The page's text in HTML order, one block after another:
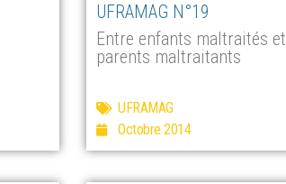
UFRAMAG N°19
Entre enfants maltraités et
parents maltraitants
UFRAMAG
Octobre 2014